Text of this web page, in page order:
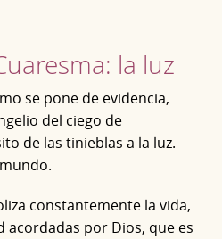
la luz
se pone de evidencia,
del ciego de
de las tinieblas a la luz.
constantemente la vida,
acordadas por Dios, que es